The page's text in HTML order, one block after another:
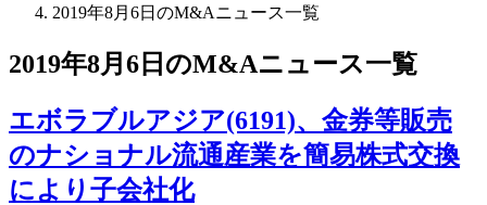
2019年8月6日のM&Aニュース一覧
2019年8月6日のM&Aニュース一覧
エボラブルアジア(6191)、金券等販売
のナショナル流通産業を簡易株式交換
により子会社化